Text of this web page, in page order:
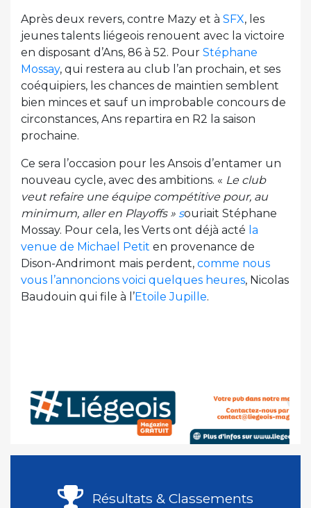
Après deux revers, contre Mazy et à SFX, les
jeunes talents liégeois renouent avec la victoire
en disposant d’Ans, 86 à 52. Pour Stéphane
Mossay, qui restera au club l’an prochain, et ses
coéquipiers, les chances de maintien semblent
bien minces et sauf un improbable concours de
circonstances, Ans repartira en R2 la saison
prochaine.
Ce sera l’occasion pour les Ansois d’entamer un
nouveau cycle, avec des ambitions. « Le club
veut refaire une équipe compétitive pour, au
minimum, aller en Playoffs » souriait Stéphane
Mossay. Pour cela, les Verts ont déjà acté la
venue de Michael Petit en provenance de
Dison-Andrimont mais perdent, comme nous
vous l’annoncions voici quelques heures, Nicolas
Baudouin qui file à l’Etoile Jupille.
Résultats & Classements